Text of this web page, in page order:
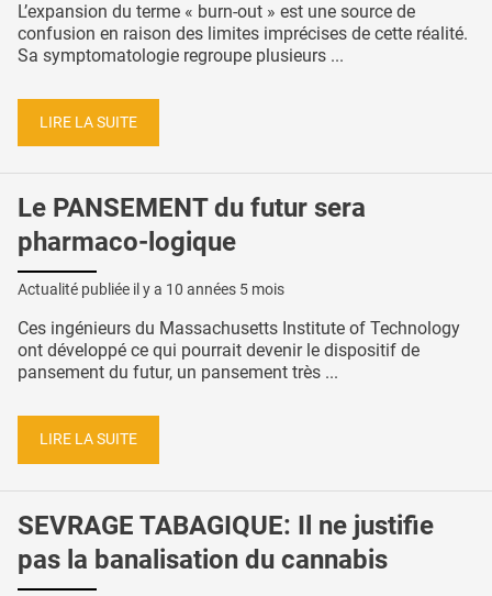
L’expansion du terme « burn-out » est une source de
confusion en raison des limites imprécises de cette réalité.
Sa symptomatologie regroupe plusieurs ...
LIRE LA SUITE
Le PANSEMENT du futur sera
pharmaco-logique
Actualité publiée il y a 10 années 5 mois
Ces ingénieurs du Massachusetts Institute of Technology
ont développé ce qui pourrait devenir le dispositif de
pansement du futur, un pansement très ...
LIRE LA SUITE
SEVRAGE TABAGIQUE: Il ne justifie
pas la banalisation du cannabis